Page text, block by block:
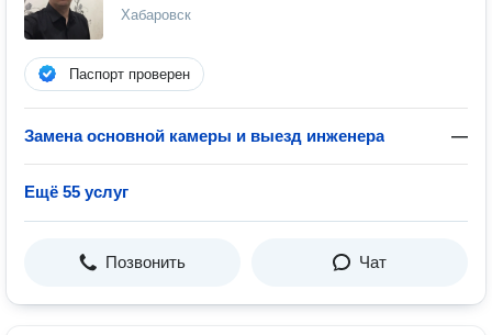
Хабаровск
Паспорт проверен
Замена основной камеры и выезд инженера —
Ещё 55 услуг
Позвонить Чат